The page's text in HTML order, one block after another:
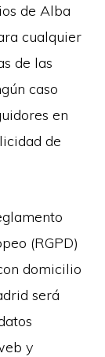
de Alba
cualquier
de las
caso
en
de
(RGPD)
domicilio
será
y